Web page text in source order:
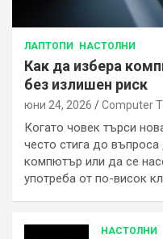
ЛАПТОПИ НАСТОЛНИ
Как да избера
без излишен риск
юни 24, 2026 Computer
Когато човек търси
често стига до
компютър или да се
употреба от по-висок
НАСТОЛНИ